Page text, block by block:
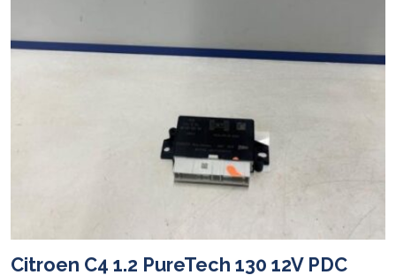
Citroen C4 1.2 PureTech 130 12V PDC